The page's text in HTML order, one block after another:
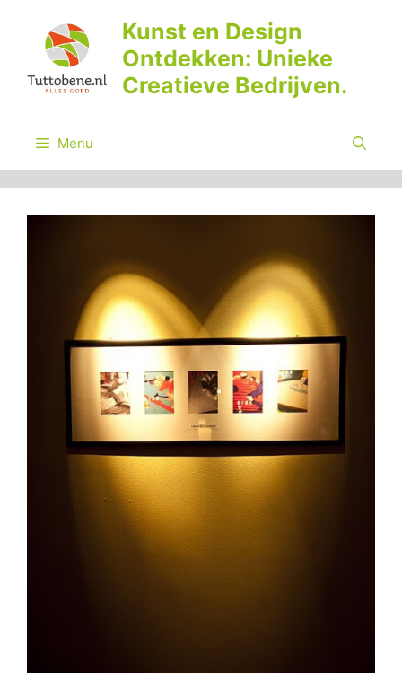
inhoud
Kunst en Design
Ontdekken: Unieke
Creatieve Bedrijven.
Menu